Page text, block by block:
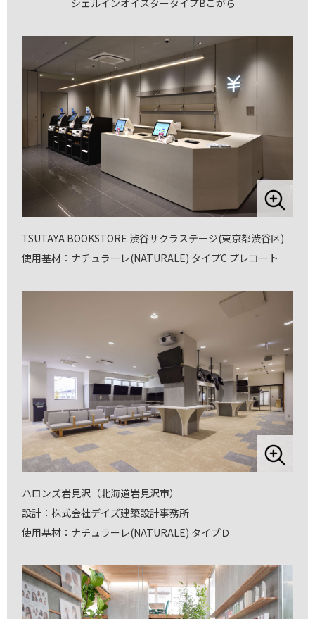
シェルインオイスタータイプBこがら
TSUTAYA BOOKSTORE 渋谷サクラステージ(東京都渋谷区)
使用基材：ナチュラーレ(NATURALE) タイプC プレコート
ハロンズ岩見沢（北海道岩見沢市）
設計：株式会社デイズ建築設計事務所
使用基材：ナチュラーレ(NATURALE) タイプＤ